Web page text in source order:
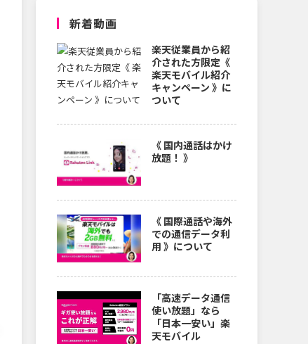
新着動画
楽天従業員から紹
介された方限定《
楽天モバイル紹介
キャンペーン 》に
ついて
《 国内通話はかけ
放題！ 》
《 国際通話や海外
での通信データ利
用 》について
「高速データ通信
使い放題」なら
「日本一安い」楽
天モバイル